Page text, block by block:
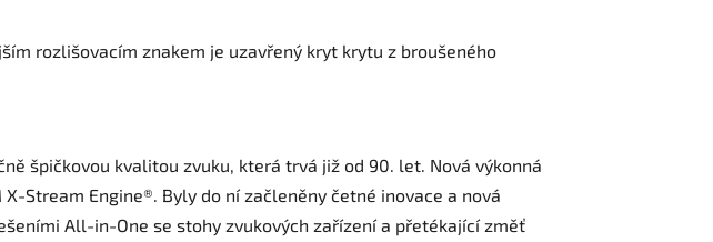
rozlišovacím znakem je uzavřený kryt krytu z broušeného
špičkovou kvalitou zvuku, která trvá již od 90. let. Nová výkonná
Stream Engine®. Byly do ní začleněny četné inovace a nová
All-in-One se stohy zvukových zařízení a přetékající změť